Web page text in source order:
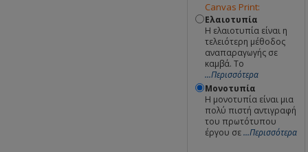
Canvas Print:
Ελαιοτυπία
Η ελαιοτυπία είναι η
τελειότερη μέθοδος
αναπαραγωγής σε
καμβά. Το
...Περισσότερα
Μονοτυπία
Η μονοτυπία είναι μια
πολύ πιστή αντιγραφή
του πρωτότυπου
έργου σε...Περισσότερα